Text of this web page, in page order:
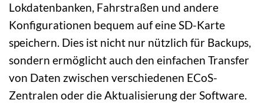
Lokdatenbanken, Fahrstraßen und andere
Konfigurationen bequem auf eine SD-Karte
speichern. Dies ist nicht nur nützlich für Backups,
sondern ermöglicht auch den einfachen Transfer
von Daten zwischen verschiedenen ECoS-
Zentralen oder die Aktualisierung der Software.